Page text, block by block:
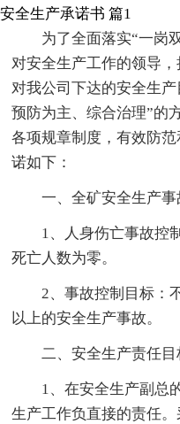
安全生产承诺书 篇1
为了全面落实“一岗
对安全生产工作的领导
对我公司下达的安全生产
预防为主、综合治理”的
各项规章制度，有效防
诺如下：
一、全矿安全生产
1、人身伤亡事故控
死亡人数为零。
2、事故控制目标：
以上的安全生产事故。
二、安全生产责任目
1、在安全生产副总
生产工作负直接的责任